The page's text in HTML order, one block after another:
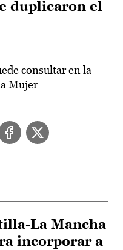
duplicaron el
consultar en la
Mujer
La Mancha
incorporar a